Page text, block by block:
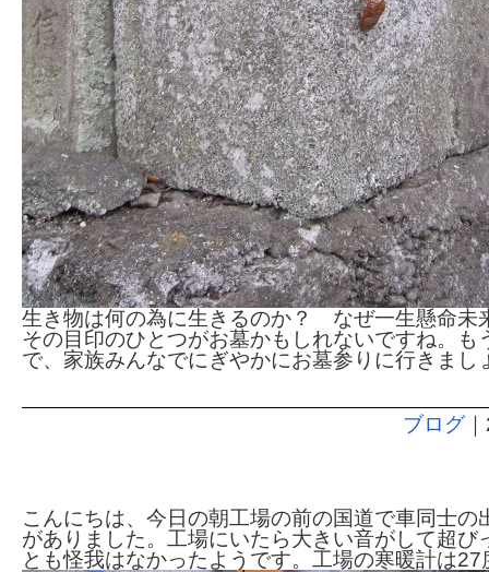
生き物は何の為に生きるのか？ なぜ一生懸命未
その目印のひとつがお墓かもしれないですね。も
で、家族みんなでにぎやかにお墓参りに行きまし
ブログ
こんにちは、今日の朝工場の前の国道で車同士の
がありました。工場にいたら大きい音がして超び
とも怪我はなかったようです。工場の寒暖計は27